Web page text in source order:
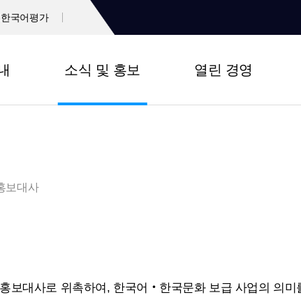
국어평가
소식 및 홍보 열린 경영
보대사
보대사로 위촉하여, 한국어‧한국문화 보급 사업의 의미